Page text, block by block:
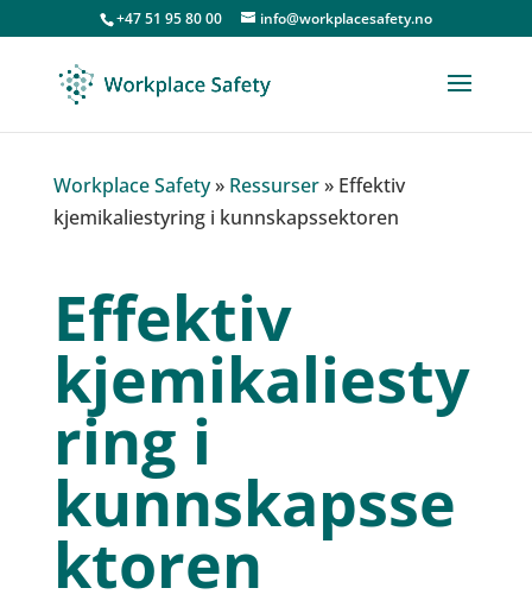
+47 51 95 80 00 info@workplacesafety.no
Workplace Safety» Ressurser» Effektiv
kjemikaliestyring i kunnskapssektoren
Effektiv
kjemikaliesty
ring i
kunnskapsse
ktoren